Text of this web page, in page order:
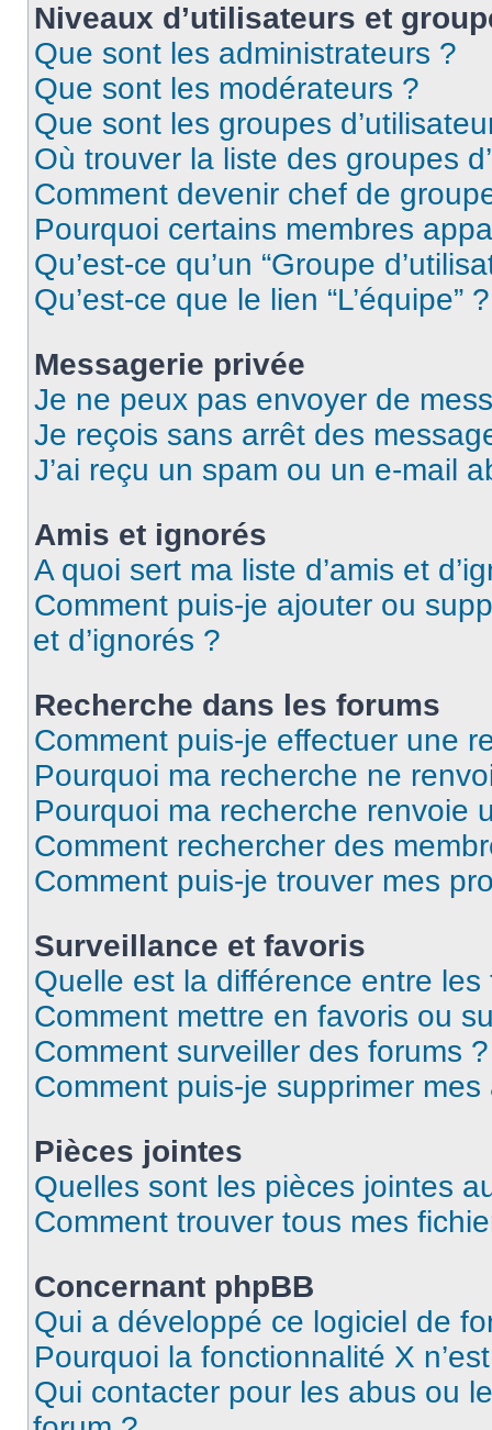
Niveaux d’utilisateurs et
Que sont les administrateurs ?
Que sont les modérateurs ?
Que sont les groupes
Où trouver la liste des groupes
Comment devenir chef de
Pourquoi certains membres
Qu’est-ce qu’un “Groupe
Qu’est-ce que le lien “L’équipe” ?
Messagerie privée
Je ne peux pas envoyer de
Je reçois sans arrêt des
J’ai reçu un spam ou un e-mail
Amis et ignorés
A quoi sert ma liste d’amis et
Comment puis-je ajouter ou
et d’ignorés ?
Recherche dans les forums
Comment puis-je effectuer une
Pourquoi ma recherche ne
Pourquoi ma recherche renvoie
Comment rechercher des
Comment puis-je trouver mes
Surveillance et favoris
Quelle est la différence entre
Comment mettre en favoris ou
Comment surveiller des forums ?
Comment puis-je supprimer
Pièces jointes
Quelles sont les pièces jointes
Comment trouver tous mes
Concernant phpBB
Qui a développé ce logiciel de
Pourquoi la fonctionnalité X
Qui contacter pour les abus ou